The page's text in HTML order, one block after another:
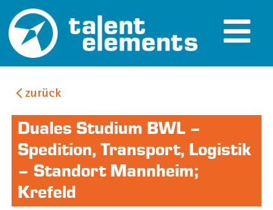
zurück
Duales Studium BWL –
Spedition, Transport, Logistik
– Standort Mannheim;
Krefeld